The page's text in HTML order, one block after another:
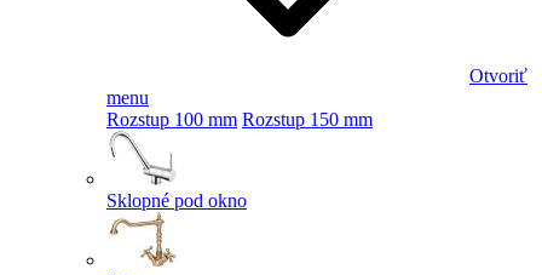
Otvoriť
menu
Rozstup 100 mm Rozstup 150 mm
Sklopné pod okno